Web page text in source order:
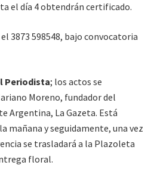
el día 4 obtendrán certificado.
3873 598548, bajo convocatoria
Periodista; los actos se
Moreno, fundador del
Argentina, La Gazeta. Está
mañana y seguidamente, una vez
se trasladará a la Plazoleta
floral.